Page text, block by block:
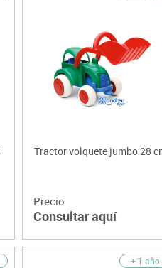
Tractor volquete jumbo 28
Precio
Consultar aquí
+ 1 año